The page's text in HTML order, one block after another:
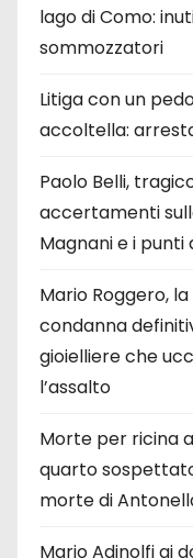
lago di Como:
sommozzatori
Litiga con un
accoltella:
Paolo Belli,
accertamenti
Magnani e i
Mario Roggero,
condanna
gioielliere che
l’assalto
Morte per ricina
quarto
morte di
Mario Adinolfi ai